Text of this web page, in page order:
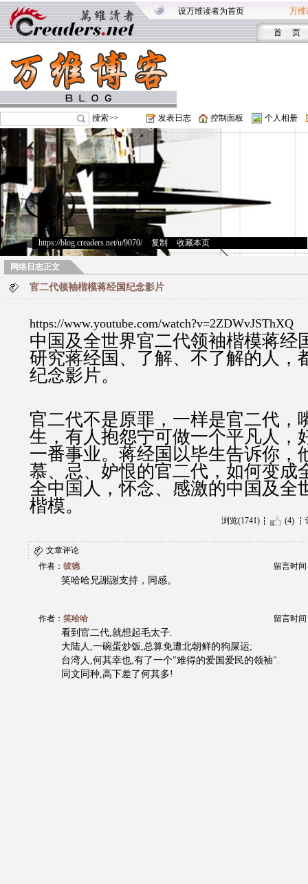
设万维读者为首页 万维
首 页
搜索>> 发表日志 控制面板 个人相册
https://blog.creaders.net/u/9070/> 复制 收藏本页
网络日志正文
官二代领袖楷模蒋经国纪念影片
https://www.youtube.com/watch?v=2ZDWvJSThXQ
中国及全世界官二代领袖楷模蒋经
研究蒋经国、了解、不了解的人，
纪念影片。
官二代不是原罪，一样是官二代，
生，有人抱怨宁可做一个平凡人，
一番事业。蒋经国以毕生告诉你，
慕、忌、妒恨的官二代，如何变成
全中国人，怀念、感激的中国及全
楷模。
浏览(1741) (4)
文章评论
作者： 彼德 留言时间
笑哈哈兄謝謝支持，同感。
作者： 笑哈哈 留言时间
看到官二代,就想起毛太子.
大陆人,一碗蛋炒饭,总算免遭北朝鲜的狗屎运;
台湾人,何其幸也,有了一个"难得的爱国爱民的领袖".
同文同种,高下差了何其多!